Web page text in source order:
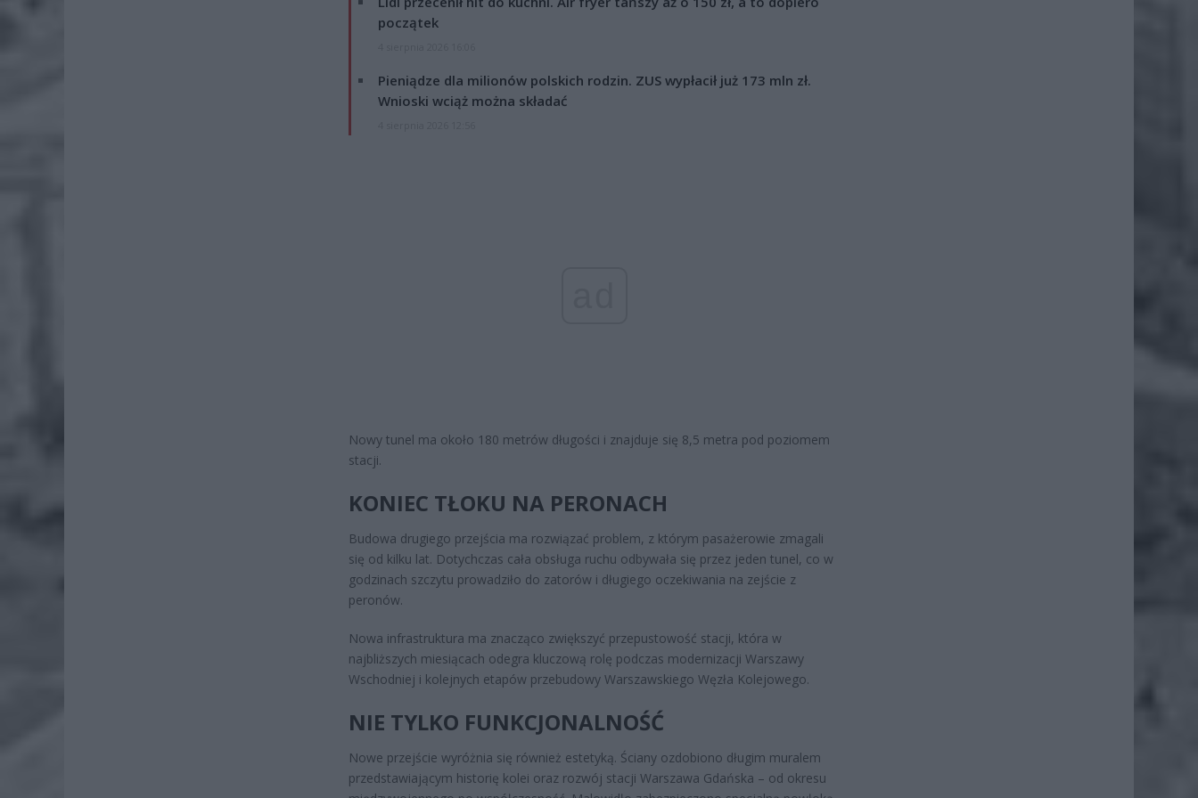
początek
Pieniądze dla milionów polskich rodzin. ZUS wypłacił już 173 mln zł.
Wnioski wciąż można składać
Nowy tunel ma około 180 metrów długości i znajduje się 8,5 metra pod poziomem
stacji.
KONIEC TŁOKU NA PERONACH
Budowa drugiego przejścia ma rozwiązać problem, z którym pasażerowie zmagali
się od kilku lat. Dotychczas cała obsługa ruchu odbywała się przez jeden tunel, co w
godzinach szczytu prowadziło do zatorów i długiego oczekiwania na zejście z
peronów.
Nowa infrastruktura ma znacząco zwiększyć przepustowość stacji, która w
najbliższych miesiącach odegra kluczową rolę podczas modernizacji Warszawy
Wschodniej i kolejnych etapów przebudowy Warszawskiego Węzła Kolejowego.
NIE TYLKO FUNKCJONALNOŚĆ
Nowe przejście wyróżnia się również estetyką. Ściany ozdobiono długim muralem
przedstawiającym historię kolei oraz rozwój stacji Warszawa Gdańska – od okresu